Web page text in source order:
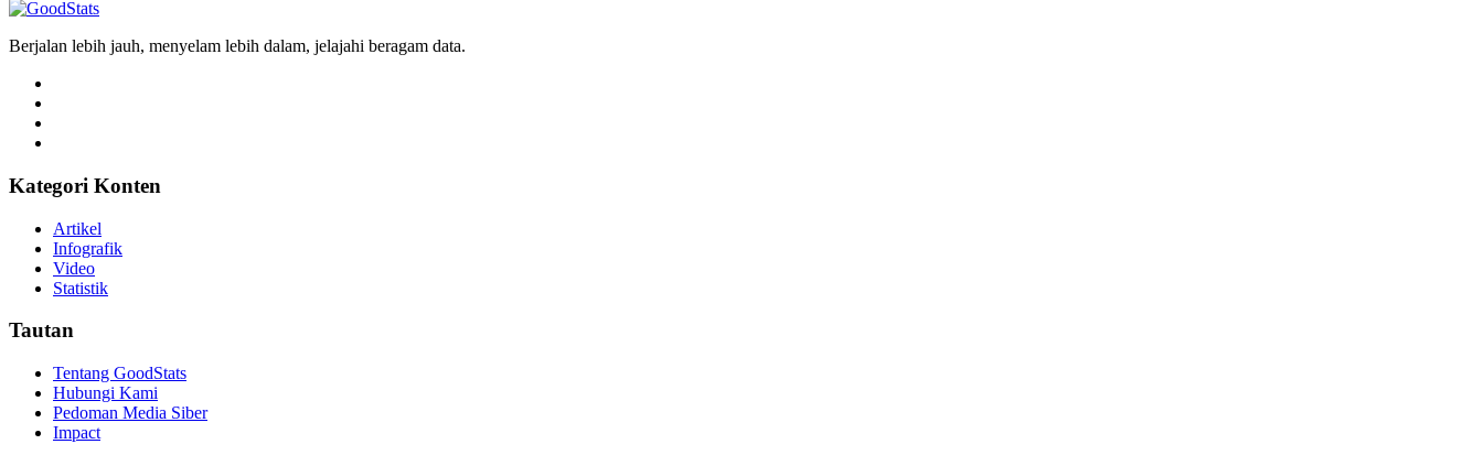
Berjalan lebih jauh, menyelam lebih dalam, jelajahi beragam data.
Kategori Konten
Artikel
Infografik
Video
Statistik
Tautan
Tentang GoodStats
Hubungi Kami
Pedoman Media Siber
Impact